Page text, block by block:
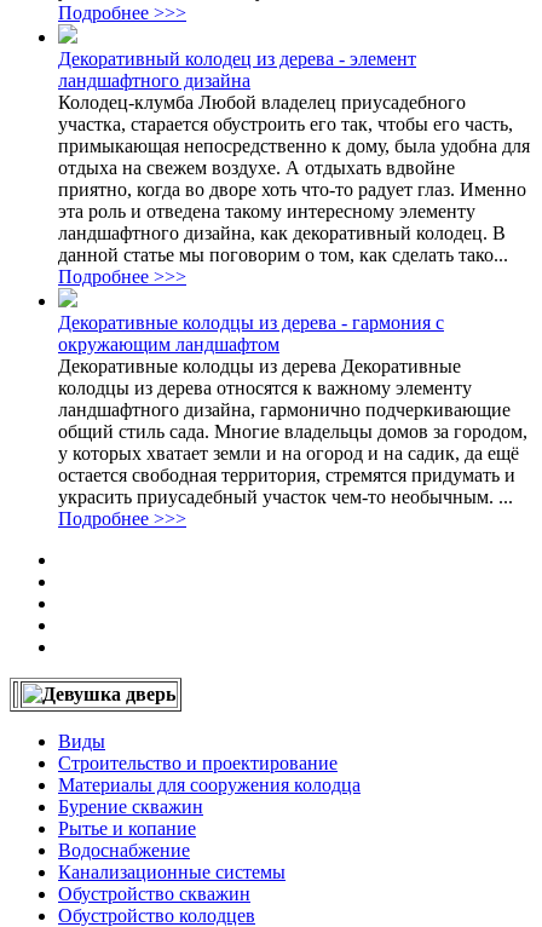
Подробнее >>>
Декоративный колодец из дерева - элемент
ландшафтного дизайна
Колодец-клумба Любой владелец приусадебного
участка, старается обустроить его так, чтобы его часть,
примыкающая непосредственно к дому, была удобна для
отдыха на свежем воздухе. А отдыхать вдвойне
приятно, когда во дворе хоть что-то радует глаз. Именно
эта роль и отведена такому интересному элементу
ландшафтного дизайна, как декоративный колодец. В
данной статье мы поговорим о том, как сделать тако...
Подробнее >>>
Декоративные колодцы из дерева - гармония с
окружающим ландшафтом
Декоративные колодцы из дерева Декоративные
колодцы из дерева относятся к важному элементу
ландшафтного дизайна, гармонично подчеркивающие
общий стиль сада. Многие владельцы домов за городом,
у которых хватает земли и на огород и на садик, да ещё
остается свободная территория, стремятся придумать и
украсить приусадебный участок чем-то необычным. ...
Подробнее >>>
Виды
Строительство и проектирование
Материалы для сооружения колодца
Бурение скважин
Рытье и копание
Водоснабжение
Канализационные системы
Обустройство скважин
Обустройство колодцев